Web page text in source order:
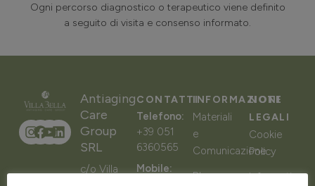
Ogni percorso diagnostico o terapeutico viene definito
a seguito di visita e consenso informato.
Antiaging
Care
Group
SRL
c/o Villa
CONTATTI
Telefono:
+39 051
6360565
Mobile:
INFORMAZIONI
Materiali
e
Comunicazione
Blog
NOTE
LEGALI
Cookie
Policy
Informativa